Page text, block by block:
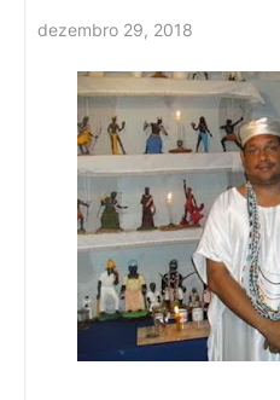
dezembro 29, 2018